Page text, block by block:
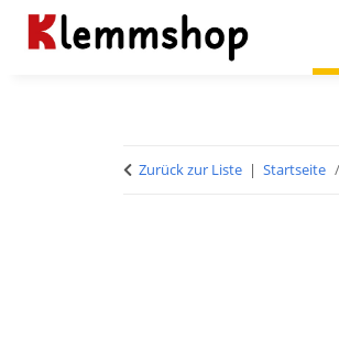
Zurück zur Liste Startseite